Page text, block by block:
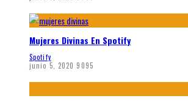
Mujeres Divinas En Spotify
Spotify
junio 5, 2020 9095